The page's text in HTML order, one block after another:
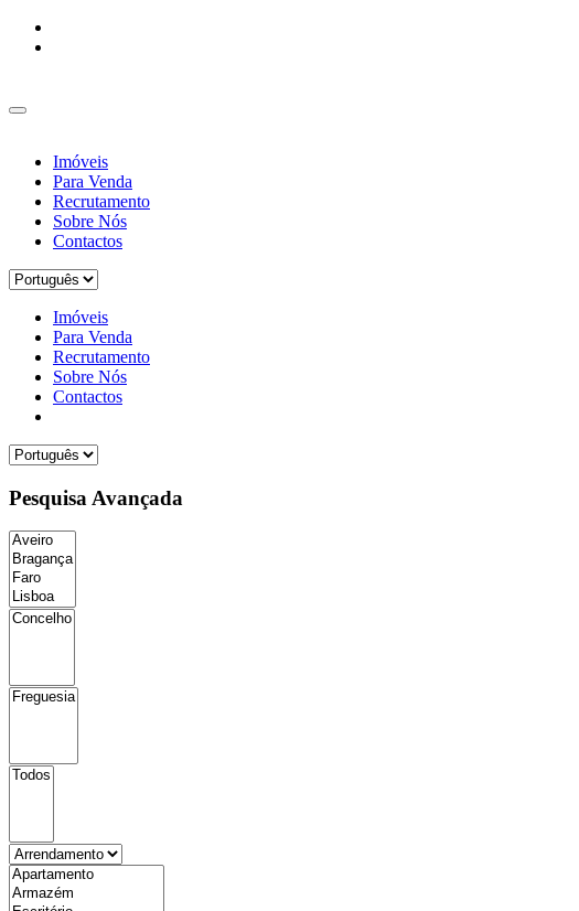
Imóveis
Para Venda
Recrutamento
Sobre Nós
Contactos
Imóveis
Para Venda
Recrutamento
Sobre Nós
Contactos
Pesquisa Avançada